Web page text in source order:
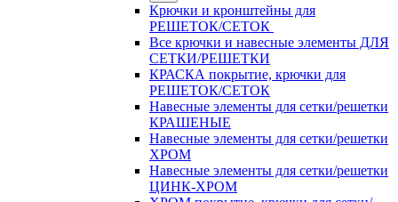
Крючки и кронштейны для
РЕШЕТОК/СЕТОК
Все крючки и навесные элементы ДЛЯ
СЕТКИ/РЕШЕТКИ
КРАСКА покрытие, крючки для
РЕШЕТОК/СЕТОК
Навесные элементы для сетки/решетки
КРАШЕНЫЕ
Навесные элементы для сетки/решетки
ХРОМ
Навесные элементы для сетки/решетки
ЦИНК-ХРОМ